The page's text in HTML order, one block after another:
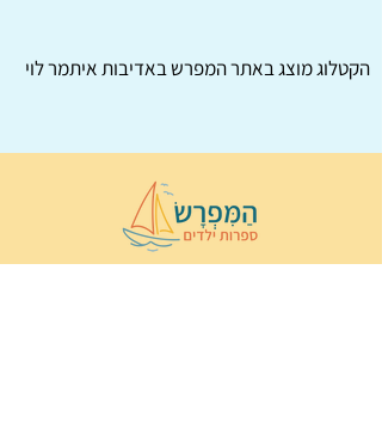
הקטלוג מוצג באתרהמפרשבאדיבות איתמר לוי